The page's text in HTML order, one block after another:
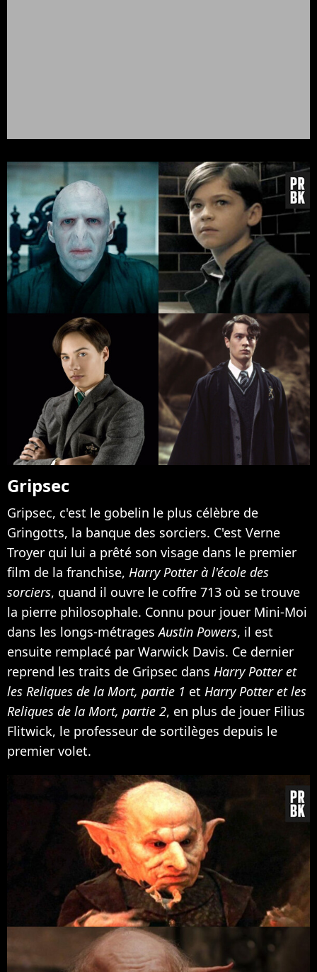
Gripsec
Gripsec, c'est le gobelin le plus célèbre de
Gringotts, la banque des sorciers. C'est Verne
Troyer qui lui a prêté son visage dans le premier
film de la franchise, Harry Potter à l'école des
sorciers, quand il ouvre le coffre 713 où se trouve
la pierre philosophale. Connu pour jouer Mini-Moi
dans les longs-métragesAustin Powers, il est
ensuite remplacé par Warwick Davis. Ce dernier
reprend les traits de Gripsec dans Harry Potter et
les Reliques de la Mort, partie 1 et Harry Potter et les
Reliques de la Mort, partie 2, en plus de jouer Filius
Flitwick, le professeur de sortilèges depuis le
premier volet.